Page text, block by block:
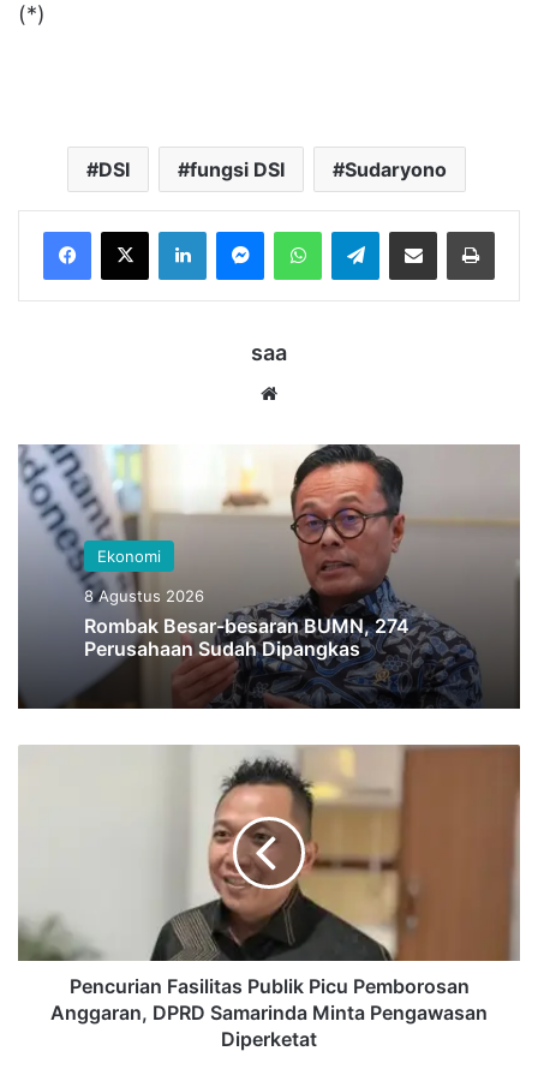
(*)
DSI fungsi DSI Sudaryono
LinkedInMessengerWhatsAppTelegramBagikan melalui Email Cetak
saa
Ekonomi
8 Agustus 2026
Rombak Besar-besaran BUMN, 274
Perusahaan Sudah Dipangkas
Samarinda
Minta
Pengawasan
Diperketat
Pencurian Fasilitas Publik Picu Pemborosan
Anggaran, DPRD Samarinda Minta Pengawasan
Diperketat